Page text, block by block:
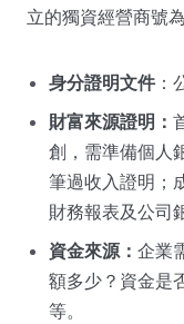
立的獨資經營商號
身分證明文件：
財富來源證明：
創，需準備個人
筆過收入證明；
財務報表及公司
資金來源： 企業
額多少？資金是
等。